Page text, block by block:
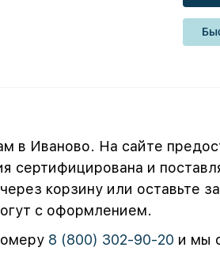
в Иваново. На сайте
сертифицирована и
корзину или оставьте
с оформлением.
8 (800) 302-90-20 и мы